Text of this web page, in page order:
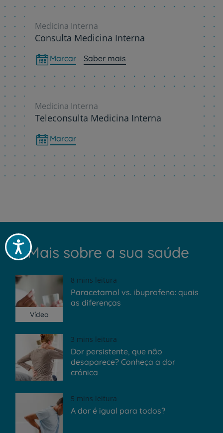
Acessibilidade
Medicina Interna
Consulta Medicina Interna
Marcar Saber mais
Medicina Interna
Teleconsulta Medicina Interna
Marcar
Mais sobre a sua saúde
Vídeo
8 mins leitura
Paracetamol vs. ibuprofeno: quais
as diferenças
3 mins leitura
Dor persistente, que não
desaparece? Conheça a dor
crónica
5 mins leitura
A dor é igual para todos?